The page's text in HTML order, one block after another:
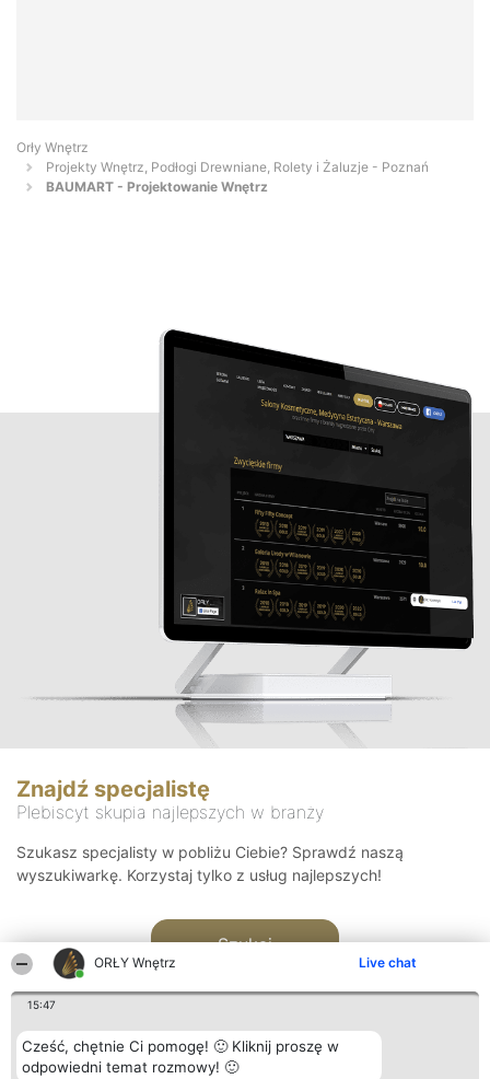
ORŁY Wnętrz Live chat
15:47
Cześć, chętnie Ci pomogę! 🙂 Kliknij proszę w
odpowiedni temat rozmowy! 🙂
Orły Wnętrz
Projekty Wnętrz, Podłogi Drewniane, Rolety i Żaluzje - Poznań
BAUMART - Projektowanie Wnętrz
Znajdź specjalistę
Plebiscyt skupia najlepszych w branży
Szukasz specjalisty w pobliżu Ciebie? Sprawdź naszą
wyszukiwarkę. Korzystaj tylko z usług najlepszych!
Szukaj